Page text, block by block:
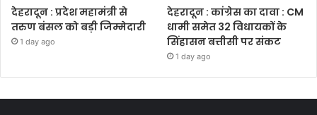
देहरादून : प्रदेश महामंत्री से
तरुण बंसल को बड़ी जिम्मेदारी
1 day ago
देहरादून : कांग्रेस का दावा : CM
धामी समेत 32 विधायकों के
सिंहासन बत्तीसी पर संकट
1 day ago